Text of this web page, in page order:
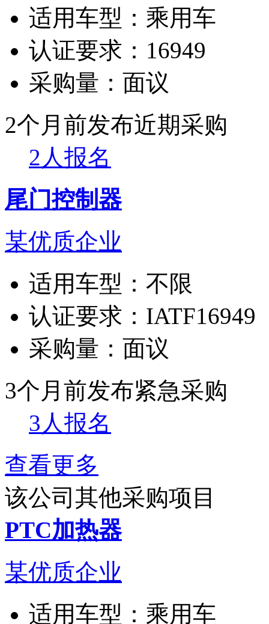
适用车型： 乘用车
认证要求： 16949
采购量： 面议
2个月前发布近期采购
2人报名
尾门控制器
某优质企业
适用车型： 不限
认证要求： IATF16949
采购量： 面议
3个月前发布紧急采购
3人报名
查看更多
该公司其他采购项目
PTC加热器
某优质企业
适用车型： 乘用车